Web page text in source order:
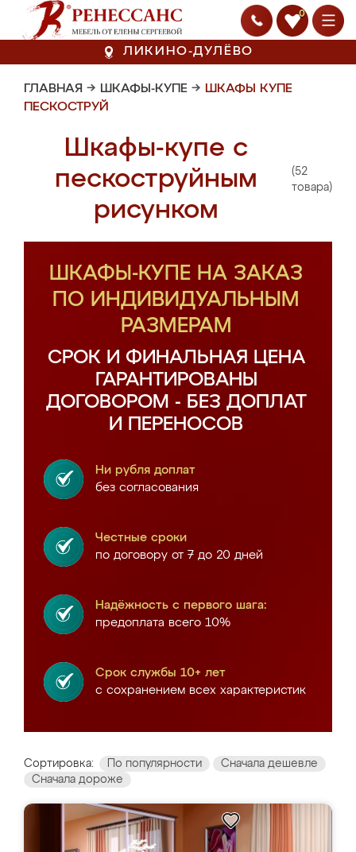
0
ЛИКИНО-ДУЛЁВО
ГЛАВНАЯ → ШКАФЫ-КУПЕ → ШКАФЫ КУПЕ
ПЕСКОСТРУЙ
Шкафы-купе с
пескоструйным
рисунком
(52
товара)
ШКАФЫ-КУПЕ НА ЗАКАЗ
ПО ИНДИВИДУАЛЬНЫМ
РАЗМЕРАМ
СРОК И ФИНАЛЬНАЯ ЦЕНА
ГАРАНТИРОВАНЫ
ДОГОВОРОМ - БЕЗ ДОПЛАТ
И ПЕРЕНОСОВ
Ни рубля доплат
без согласования
Честные сроки
по договору от 7 до 20 дней
Надёжность с первого шага:
предоплата всего 10%
Срок службы 10+ лет
с сохранением всех характеристик
Сортировка: По популярности
Сначала дешевле
Сначала дороже